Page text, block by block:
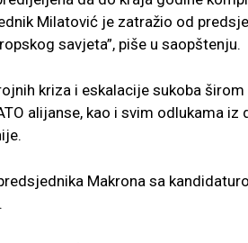
Milatović je zatražio od
savjeta”, piše u saopštenju.
kriza i eskalacije sukoba širom
alijanse, kao i svim odlukama iz
Makrona sa